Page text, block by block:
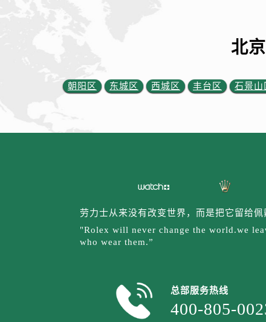
辽宁省朝阳市双塔区新华路劳力士
辽宁省抚顺市新抚区东一路劳力士
辽宁省铁岭市银州区南马路劳力士
辽宁省沈阳市沈河区中街路137号
辽宁省沈阳市沈河区中街路83号亨
北京市朝阳区建国门外大街甲6号
北京市东城区东长安街1号王府井
河北省保定市竞秀区朝阳北大街北
内蒙古自治区阿拉善盟市左旗土尔
北
朝阳区 东城区 西城区 丰台区 石景山
劳力士从来没有改变世界，而是把它留给佩
"Rolex will never change the world.we
who wear them.”
总部服务热线
400-805-